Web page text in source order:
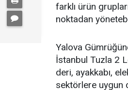
farklı ürün
noktadan
Yalova
İstanbul Tuzla 2
deri, ayakkabı,
sektörlere uygun